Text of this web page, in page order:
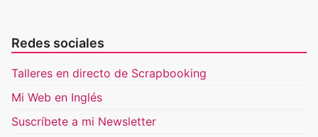
Redes sociales
Talleres en directo de Scrapbooking
Mi Web en Inglés
Suscríbete a mi Newsletter